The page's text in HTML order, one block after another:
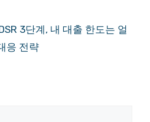
3단계, 내 대출 한도는 얼
응 전략